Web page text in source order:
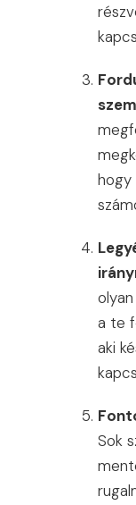
hogy
a te
aki
Sok